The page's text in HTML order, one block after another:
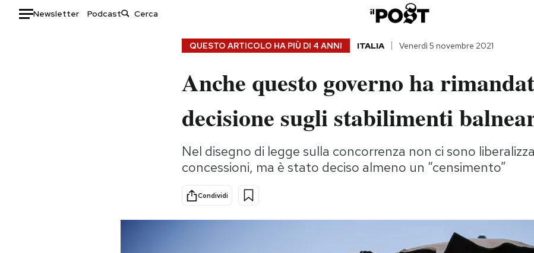
Newsletter Podcast
Storie/Idee
Ok Boomer!
Altrecose
QUESTO ARTICOLO HA PIÙ DI 4 ANNI ITALIA Venerdì 5 novembre 2021
Anche questo governo ha
decisione sugli stabilimenti
Nel disegno di legge sulla concorrenza non ci sono
concessioni, ma è stato deciso almeno un “censimento”
Condividi